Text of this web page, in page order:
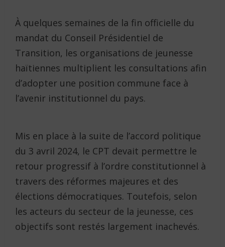
À quelques semaines de la fin officielle du
mandat du Conseil Présidentiel de
Transition, les organisations de jeunesse
haïtiennes multiplient les consultations afin
d’adopter une position commune face à
l’avenir institutionnel du pays.
Mis en place à la suite de l’accord politique
du 3 avril 2024, le CPT devait permettre le
retour progressif à l’ordre constitutionnel à
travers des réformes majeures et des
élections démocratiques. Toutefois, selon
les acteurs du secteur de la jeunesse, ces
objectifs sont restés largement inachevés.